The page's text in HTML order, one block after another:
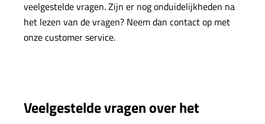
veelgestelde vragen. Zijn er nog onduidelijkheden na
het lezen van de vragen? Neem dan contact op met
onze customer service.
Veelgestelde vragen over het